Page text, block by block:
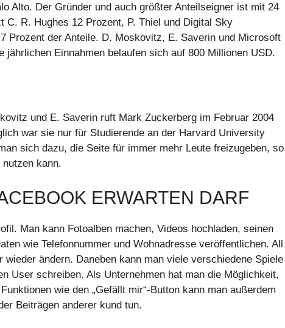
Alto. Der Gründer und auch größter Anteilseigner ist mit 24
C. R. Hughes 12 Prozent, P. Thiel und Digital Sky
Prozent der Anteile. D. Moskovitz, E. Saverin und Microsoft
jährlichen Einnahmen belaufen sich auf 800 Millionen USD.
und E. Saverin ruft Mark Zuckerberg im Februar 2004
war sie nur für Studierende an der Harvard University
sich dazu, die Seite für immer mehr Leute freizugeben, so
kann.
ERWARTEN DARF
Man kann Fotoalben machen, Videos hochladen, seinen
wie Telefonnummer und Wohnadresse veröffentlichen. All
ändern. Daneben kann man viele verschiedene Spiele
User schreiben. Als Unternehmen hat man die Möglichkeit,
wie den „Gefällt mir“-Button kann man außerdem
Beiträgen anderer kund tun.